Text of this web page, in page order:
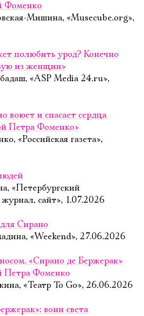
Фоменко
Мишина, «Musecube.org»,
полюбить урод? Конечно
из женщин»
«ASP Media 24.ru»,
воюет и спасает сердца
Петра Фоменко»
«Российская газета»,
«Петербургский
сайт», 1.07.2026
Сирано
«Weekend», 27.06.2026
«Сирано де Бержерак»
Петра Фоменко
«Театр To Go», 26.06.2026
воин света